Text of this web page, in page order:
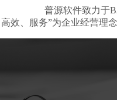
普源软件致力于
高效、服务”为企业经营理